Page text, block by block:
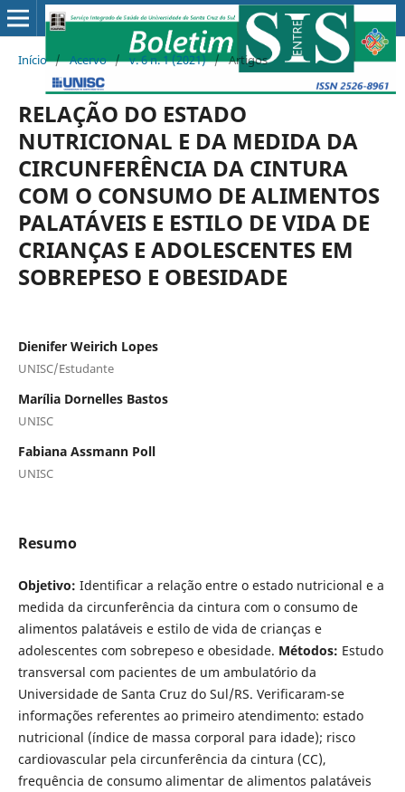
Início / Acervo / v. 6 n. 1 (2021) / Artigos
RELAÇÃO DO ESTADO
NUTRICIONAL E DA MEDIDA DA
CIRCUNFERÊNCIA DA CINTURA
COM O CONSUMO DE ALIMENTOS
PALATÁVEIS E ESTILO DE VIDA DE
CRIANÇAS E ADOLESCENTES EM
SOBREPESO E OBESIDADE
Dienifer Weirich Lopes
UNISC/Estudante
Marília Dornelles Bastos
UNISC
Fabiana Assmann Poll
UNISC
Resumo
Objetivo: Identificar a relação entre o estado nutricional e a
medida da circunferência da cintura com o consumo de
alimentos palatáveis e estilo de vida de crianças e
adolescentes com sobrepeso e obesidade. Métodos: Estudo
transversal com pacientes de um ambulatório da
Universidade de Santa Cruz do Sul/RS. Verificaram-se
informações referentes ao primeiro atendimento: estado
nutricional (índice de massa corporal para idade); risco
cardiovascular pela circunferência da cintura (CC),
frequência de consumo alimentar de alimentos palatáveis